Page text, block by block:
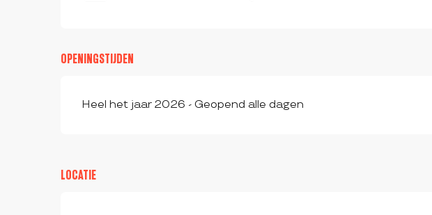
OPENINGSTIJDEN
Heel het jaar 2026 - Geopend alle dagen
LOCATIE